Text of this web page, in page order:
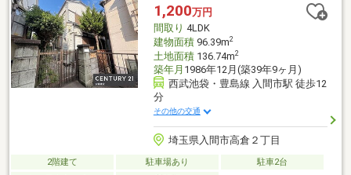
1,200万円
間取り 4LDK
建物面積96.39m2
土地面積136.74m2
築年月 1986年12月(築39年9ヶ月)
西武池袋・豊島線 入間市駅 徒歩12
分
その他の交通
埼玉県入間市高倉２丁目
2階建て 駐車場あり
駐車2台